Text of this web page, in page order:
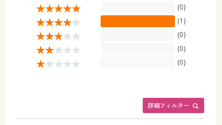
(0)
(1)
(0)
(0)
(0)
詳細フィルター